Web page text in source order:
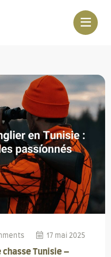
17 mai 2025
Tunisie –